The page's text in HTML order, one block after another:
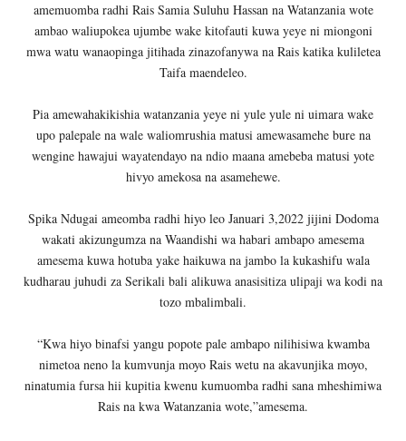
amemuomba radhi Rais Samia Suluhu Hassan na Watanzania wote
ambao waliupokea ujumbe wake kitofauti kuwa yeye ni miongoni
mwa watu wanaopinga jitihada zinazofanywa na Rais katika kuliletea
Taifa maendeleo.
Pia amewahakikishia watanzania yeye ni yule yule ni uimara wake
upo palepale na wale waliomrushia matusi amewasamehe bure na
wengine hawajui wayatendayo na ndio maana amebeba matusi yote
hivyo amekosa na asamehewe.
Spika Ndugai ameomba radhi hiyo leo Januari 3,2022 jijini Dodoma
wakati akizungumza na Waandishi wa habari ambapo amesema
amesema kuwa hotuba yake haikuwa na jambo la kukashifu wala
kudharau juhudi za Serikali bali alikuwa anasisitiza ulipaji wa kodi na
tozo mbalimbali.
“Kwa hiyo binafsi yangu popote pale ambapo nilihisiwa kwamba
nimetoa neno la kumvunja moyo Rais wetu na akavunjika moyo,
ninatumia fursa hii kupitia kwenu kumuomba radhi sana mheshimiwa
Rais na kwa Watanzania wote,”amesema.